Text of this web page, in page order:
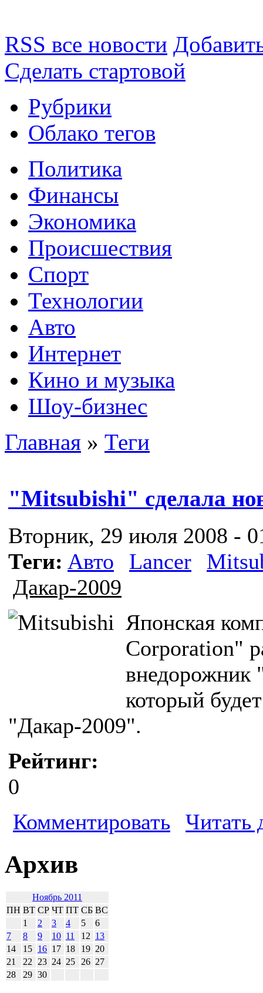
RSS все новости
Сделать стартовой
Рубрики
Облако тегов
Политика
Финансы
Экономика
Происшествия
Спорт
Технологии
Авто
Интернет
Кино и музыка
Шоу-бизнес
Главная » Теги
"Mitsubishi" сделала
Вторник, 29 июля 2008 -
Теги: Авто Lancer
Дакар-2009
Японская
Corporation"
внедорожник
который
"Дакар-2009".
Рейтинг:
0
Комментировать
Читать
Архив
Ноябрь 2011
ПН ВТ СР ЧТ ПТ СБ ВС
1
2 3 4 5
6
7
8 9 10 11 12 13
14
15 16 17 18 19 20
21
22 23 24 25 26 27
28
29 30